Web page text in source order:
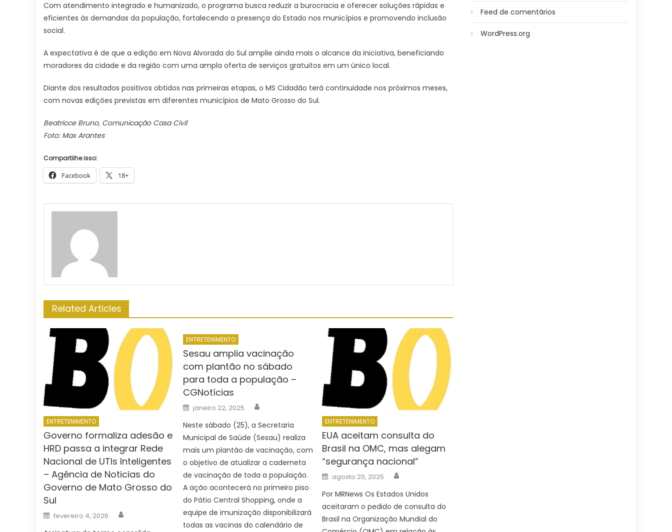
Com atendimento integrado e humanizado, o programa busca reduzir a burocracia e oferecer soluções rápidas e
eficientes às demandas da população, fortalecendo a presença do Estado nos municípios e promovendo inclusão
social.
A expectativa é de que a edição em Nova Alvorada do Sul amplie ainda mais o alcance da iniciativa, beneficiando
moradores da cidade e da região com uma ampla oferta de serviços gratuitos em um único local.
Diante dos resultados positivos obtidos nas primeiras etapas, o MS Cidadão terá continuidade nos próximos meses,
com novas edições previstas em diferentes municípios de Mato Grosso do Sul.
Beatricce Bruno, Comunicação Casa Civil
Foto: Max Arantes
Compartilhe isso:
Facebook 18+
Related Articles
ENTRETENIMENTO
Governo formaliza adesão e
HRD passa a integrar Rede
Nacional de UTIs Inteligentes
– Agência de Noticias do
Governo de Mato Grosso do
Sul
Posted
on
fevereiro 4, 2026
ENTRETENIMENTO
Sesau amplia vacinação
com plantão no sábado
para toda a população –
CGNotícias
Posted
on
janeiro 22, 2025
Neste sábado (25), a Secretaria
Municipal de Saúde (Sesau) realiza
mais um plantão de vacinação, com
o objetivo de atualizar a caderneta
de vacinação de toda a população.
A ação acontecerá no primeiro piso
do Pátio Central Shopping, onde a
equipe de imunização disponibilizará
todas as vacinas do calendário de
ENTRETENIMENTO
EUA aceitam consulta do
Brasil na OMC, mas alegam
“segurança nacional”
Posted
on
agosto 20, 2025
Por MRNews Os Estados Unidos
aceitaram o pedido de consulta do
Brasil na Organização Mundial do
Feed de comentários
WordPress.org